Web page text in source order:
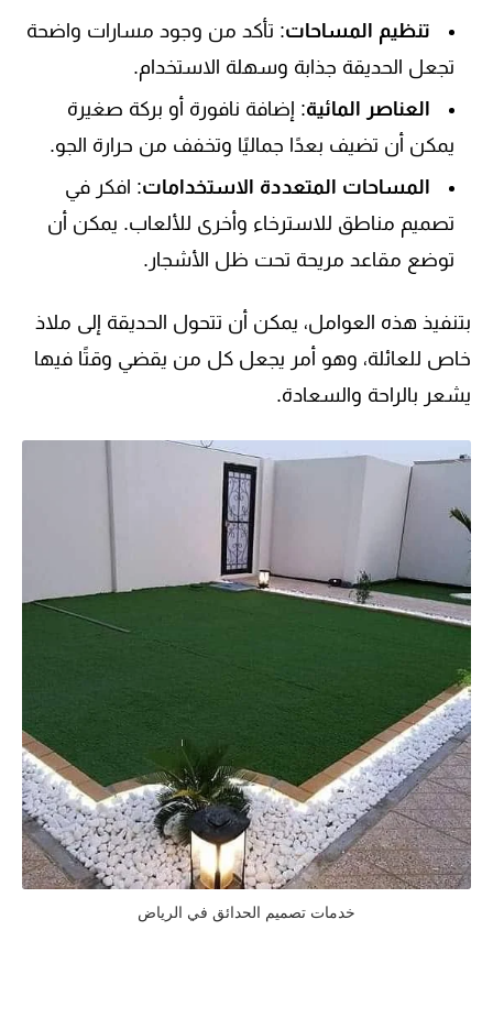
تنظيم المساحات: تأكد من وجود مسارات واضحة
تجعل الحديقة جذابة وسهلة الاستخدام.
العناصر المائية: إضافة نافورة أو بركة صغيرة
يمكن أن تضيف بعدًا جماليًا وتخفف من حرارة الجو.
المساحات المتعددة الاستخدامات: افكر في
تصميم مناطق للاسترخاء وأخرى للألعاب. يمكن أن
توضع مقاعد مريحة تحت ظل الأشجار.
بتنفيذ هذه العوامل، يمكن أن تتحول الحديقة إلى ملاذ
خاص للعائلة، وهو أمر يجعل كل من يقضي وقتًا فيها
يشعر بالراحة والسعادة.
خدمات تصميم الحدائق في الرياض